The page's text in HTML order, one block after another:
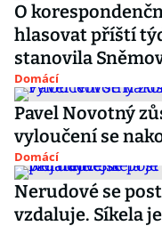
O
hlasovat příští
stanovila
Domácí
Pavel Novotný
vyloučení se
Domácí
Nerudové se
vzdaluje. Síkela